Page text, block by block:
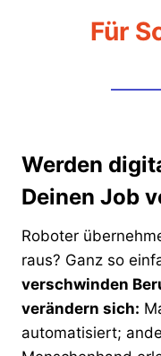
Für
Werden
Deinen Job
Roboter
raus? Ganz so
verschwinden
verändern sich:
automatisiert;